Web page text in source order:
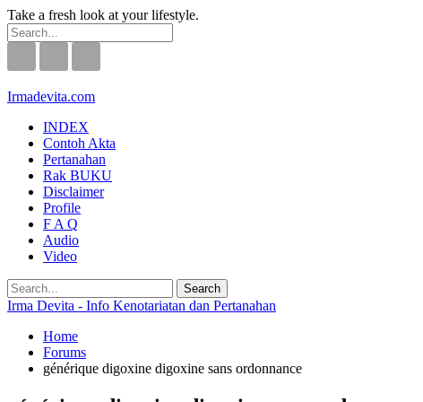
Take a fresh look at your lifestyle.
Irmadevita.com
INDEX
Contoh Akta
Pertanahan
Rak BUKU
Disclaimer
Profile
F A Q
Audio
Video
Irma Devita - Info Kenotariatan dan Pertanahan
Home
Forums
générique digoxine digoxine sans ordonnance